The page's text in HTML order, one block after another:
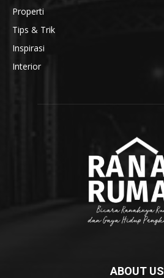
Properti
Tips & Trik
Inspirasi
Interior
ABOUT US